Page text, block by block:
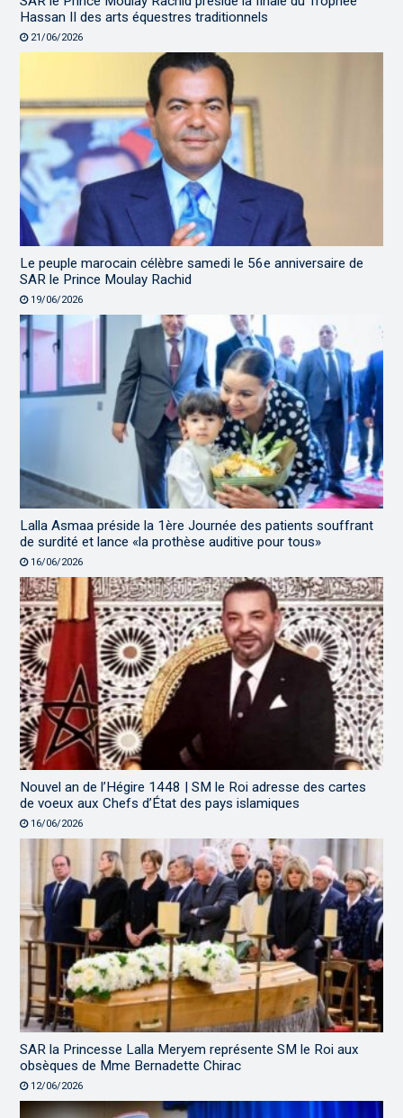
Hassan II des arts équestres traditionnels
21/06/2026
Le peuple marocain célèbre samedi le 56e anniversaire de
SAR le Prince Moulay Rachid
19/06/2026
Lalla Asmaa préside la 1ère Journée des patients souffrant
de surdité et lance «la prothèse auditive pour tous»
16/06/2026
Nouvel an de l’Hégire 1448 | SM le Roi adresse des cartes
de voeux aux Chefs d’État des pays islamiques
16/06/2026
SAR la Princesse Lalla Meryem représente SM le Roi aux
obsèques de Mme Bernadette Chirac
12/06/2026